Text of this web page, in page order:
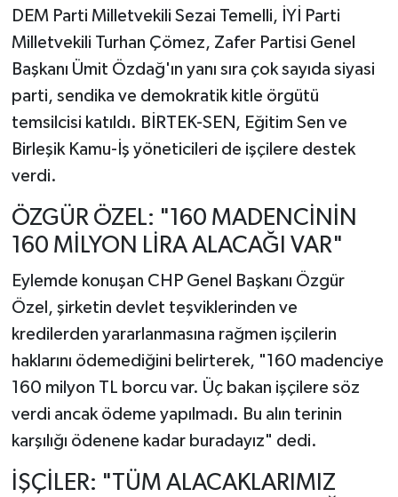
DEM Parti Milletvekili Sezai Temelli, İYİ Parti
Milletvekili Turhan Çömez, Zafer Partisi Genel
Başkanı Ümit Özdağ'ın yanı sıra çok sayıda siyasi
parti, sendika ve demokratik kitle örgütü
temsilcisi katıldı. BİRTEK-SEN, Eğitim Sen ve
Birleşik Kamu-İş yöneticileri de işçilere destek
verdi.
ÖZGÜR ÖZEL: "160 MADENCİNİN
160 MİLYON LİRA ALACAĞI VAR"
Eylemde konuşan CHP Genel Başkanı Özgür
Özel, şirketin devlet teşviklerinden ve
kredilerden yararlanmasına rağmen işçilerin
haklarını ödemediğini belirterek, "160 madenciye
160 milyon TL borcu var. Üç bakan işçilere söz
verdi ancak ödeme yapılmadı. Bu alın terinin
karşılığı ödenene kadar buradayız" dedi.
İŞÇİLER: "TÜM ALACAKLARIMIZ